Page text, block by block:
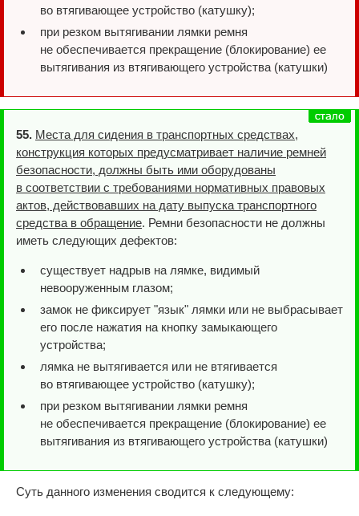
во втягивающее устройство (катушку);
при резком вытягивании лямки ремня
не обеспечивается прекращение (блокирование) ее
вытягивания из втягивающего устройства (катушки)
55. Места для сидения в транспортных средствах,
конструкция которых предусматривает наличие ремней
безопасности, должны быть ими оборудованы
в соответствии с требованиями нормативных правовых
актов, действовавших на дату выпуска транспортного
средства в обращение. Ремни безопасности не должны
иметь следующих дефектов:
существует надрыв на лямке, видимый
невооруженным глазом;
замок не фиксирует "язык" лямки или не выбрасывает
его после нажатия на кнопку замыкающего
устройства;
лямка не вытягивается или не втягивается
во втягивающее устройство (катушку);
при резком вытягивании лямки ремня
не обеспечивается прекращение (блокирование) ее
вытягивания из втягивающего устройства (катушки)
Суть данного изменения сводится к следующему: